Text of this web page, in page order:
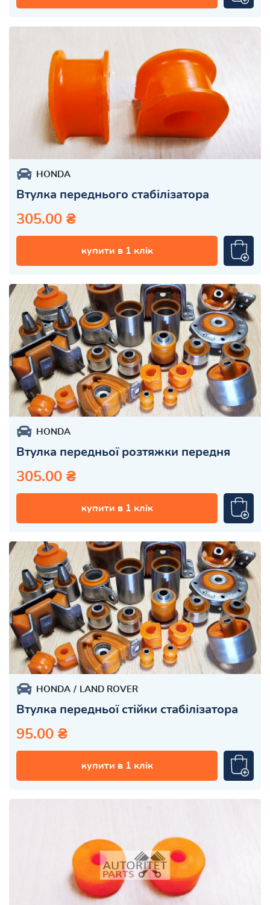
HONDA
Втулка переднього стабілізатора
305.00 ₴
купити в 1 клік
HONDA
Втулка передньої розтяжки передня
305.00 ₴
купити в 1 клік
HONDA LAND ROVER
Втулка передньої стійки стабілізатора
95.00 ₴
купити в 1 клік